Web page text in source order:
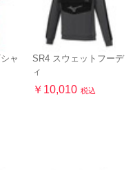
ャ
SR4 スウェットフーデ
ィ
￥10,010 税込